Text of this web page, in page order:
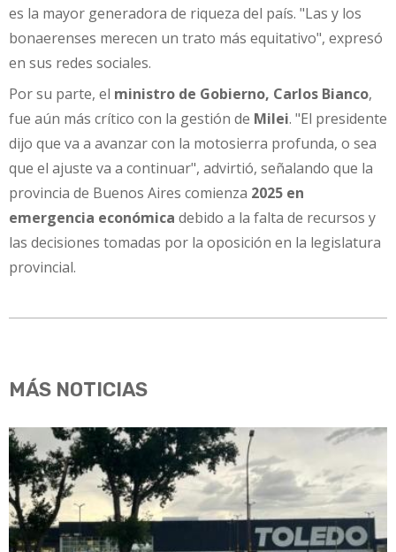
es la mayor generadora de riqueza del país. "Las y los
bonaerenses merecen un trato más equitativo", expresó
en sus redes sociales.
Por su parte, el ministro de Gobierno, Carlos Bianco,
fue aún más crítico con la gestión de Milei. "El presidente
dijo que va a avanzar con la motosierra profunda, o sea
que el ajuste va a continuar", advirtió, señalando que la
provincia de Buenos Aires comienza 2025 en
emergencia económica debido a la falta de recursos y
las decisiones tomadas por la oposición en la legislatura
provincial.
MÁS NOTICIAS